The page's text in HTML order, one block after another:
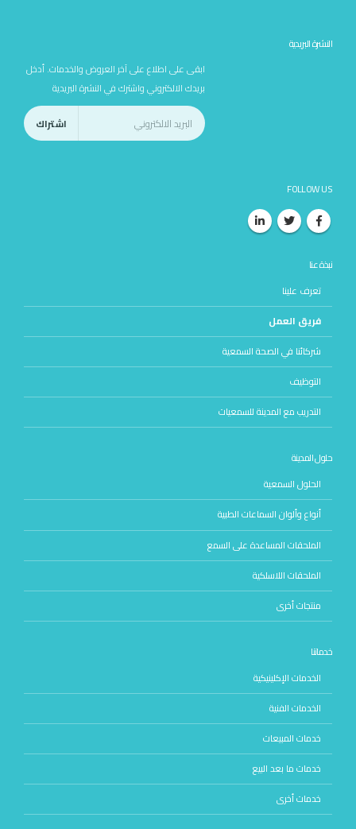
النشرة البريدية
ابقى على اطلاع على آخر العروض والخدمات. أدخل
بريدك الالكتروني واشترك في النشرة البريدية
FOLLOW US
نبذة عنا
تعرف علينا
فريق العمل
شركائنا في الصحة السمعية
التوظيف
التدريب مع المدينة للسمعيات
حلول المدينة
الحلول السمعية
أنواع وألوان السماعات الطبية
الملحقات المساعدة على السمع
الملحقات اللاسلكية
منتجات أخرى
خدماتنا
الخدمات الإكلينيكية
الخدمات الفنية
خدمات المبيعات
خدمات ما بعد البيع
خدمات أخرى